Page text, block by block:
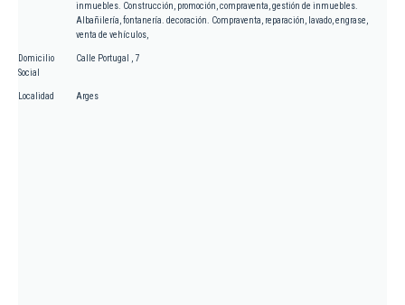
inmuebles. Construcción, promoción, compraventa, gestión de inmuebles.
Albañilería, fontanería. decoración. Compraventa, reparación, lavado, engrase,
venta de vehículos,
Domicilio
Social
Calle Portugal , 7
Localidad Arges